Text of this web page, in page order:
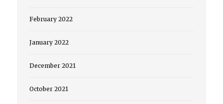
February 2022
January 2022
December 2021
October 2021